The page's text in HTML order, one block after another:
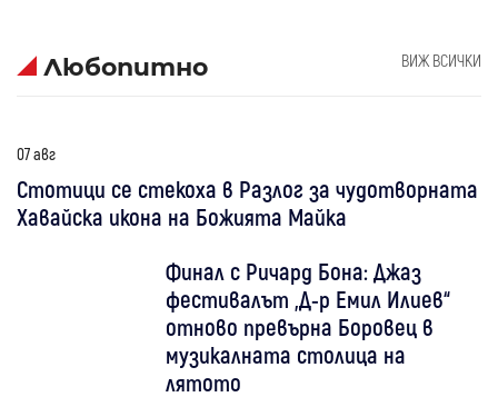
Любопитно ВИЖ ВСИЧКИ
07 авг
Стотици се стекоха в Разлог за чудотворната
Хавайска икона на Божията Майка
Финал с Ричард Бона: Джаз
фестивалът „Д-р Емил Илиев“
отново превърна Боровец в
музикалната столица на
лятото